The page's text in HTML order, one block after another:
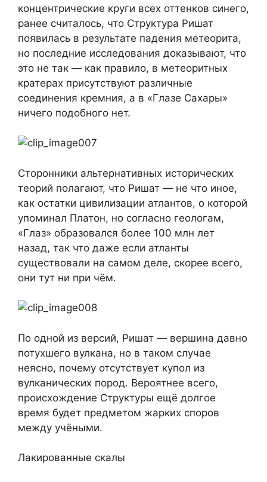
концентрические круги всех оттенков синего,
ранее считалось, что Структура Ришат
появилась в результате падения метеорита,
но последние исследования доказывают, что
это не так — как правило, в метеоритных
кратерах присутствуют различные
соединения кремния, а в «Глазе Сахары»
ничего подобного нет.
Сторонники альтернативных исторических
теорий полагают, что Ришат — не что иное,
как остатки цивилизации атлантов, о которой
упоминал Платон, но согласно геологам,
«Глаз» образовался более 100 млн лет
назад, так что даже если атланты
существовали на самом деле, скорее всего,
они тут ни при чём.
По одной из версий, Ришат — вершина давно
потухшего вулкана, но в таком случае
неясно, почему отсутствует купол из
вулканических пород. Вероятнее всего,
происхождение Структуры ещё долгое
время будет предметом жарких споров
между учёными.
Лакированные скалы